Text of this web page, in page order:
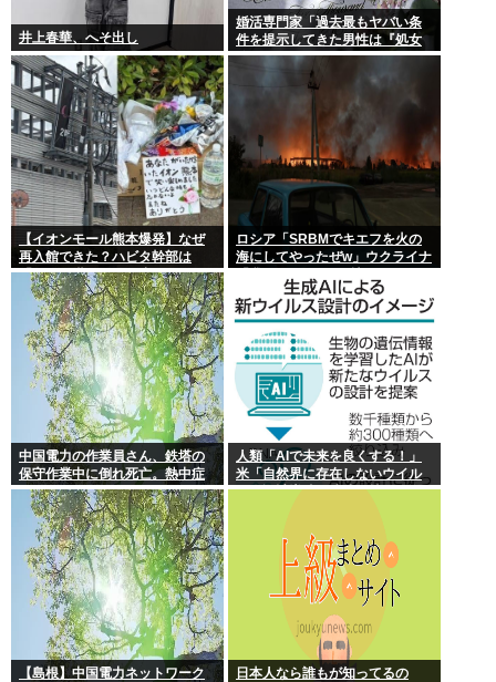
井上春華、へそ出し
婚活専門家「過去最もヤバい条
件を提示してきた男性は『処女
信仰』」ケンモメン…
【イオンモール熊本爆発】なぜ
再入館できた？ハビタ幹部は
「モール職員は引き止めなかっ
た」イオン「運用を徹底できな
かった可能性」
ロシア「SRBMでキエフを火の
海にしてやったぜw」ウクライナ
「我々もSRBMで反撃する
中国電力の作業員さん、鉄塔の
保守作業中に倒れ死亡。熱中症
か
人類「AIで未来を良くする！」
米「自然界に存在しないウイル
スを設計増殖に成功」技術が進
【島根】中国電力ネットワーク
日本人なら誰もが知ってるの